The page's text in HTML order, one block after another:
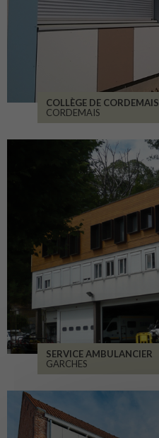
COLLÈGE DE CORDEMAIS
CORDEMAIS
SERVICE AMBULANCIER
GARCHES